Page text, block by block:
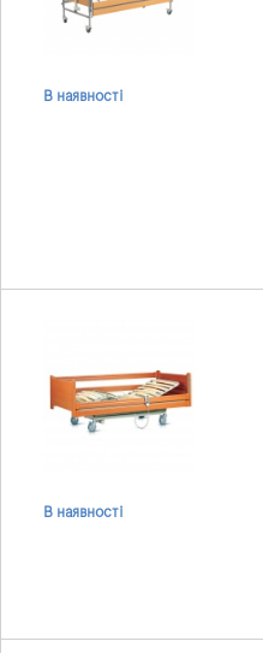
В наявності
В наявності